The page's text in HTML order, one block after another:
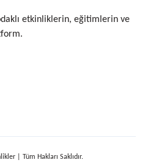
etkinliklerin, eğitimlerin ve
| Tüm Hakları Saklıdır.